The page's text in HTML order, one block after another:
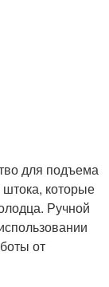
для подъема
штока, которые
Ручной
от